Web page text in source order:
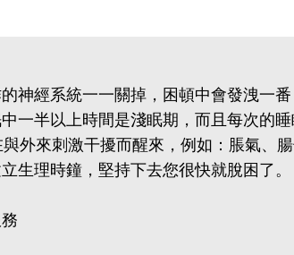
神經系統一一關掉，困頓中會發洩一
一半以上時間是淺眠期，而且每次的
外來刺激干擾而醒來，例如：脹氣、
生理時鐘，堅持下去您很快就脫困了。
寶貝即將
和教育專
生活及團
助您陪伴
小教導主
生活與課